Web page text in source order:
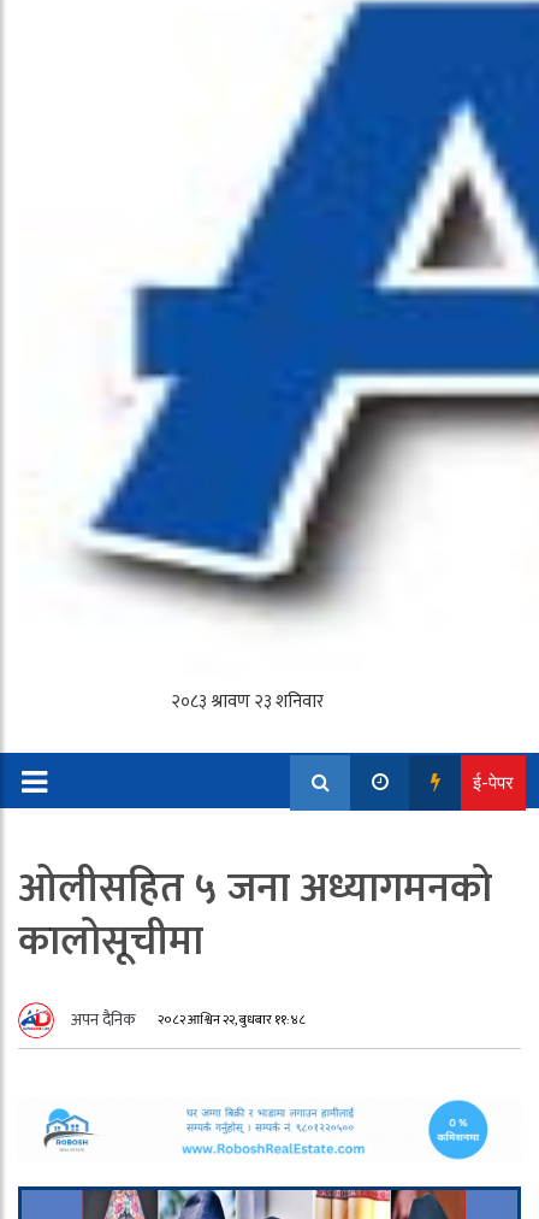
ई-पेपर
ओलीसहित ५ जना अध्यागमनको
कालोसूचीमा
अपन दैनिक २०८२ आश्विन २२, बुधबार ११:४८